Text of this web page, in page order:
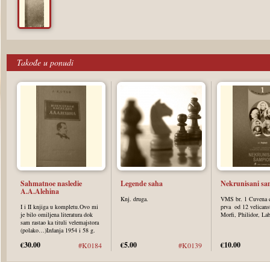
Takođe u ponudi
Sahmatnoe nasledie
A.A.Alehina
I i II knjiga u kompletu.Ovo mi
je bilo omiljena literatura dok
sam rastao ka tituli velemajstora
(polako…)Izdanja 1954 i 58 g.
#K0184
€30.00
Legende saha
Knj. druga.
#K0139
€5.00
Nekrunisani
VMS br. 1 Cuvena
prva od 12
Morfi, Philidor,
€10.00